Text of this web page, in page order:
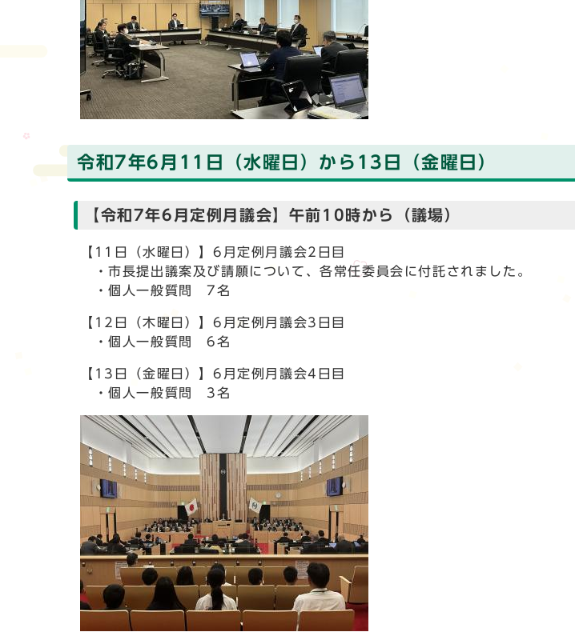
令和7年6月11日（水曜日）から13日（金曜日）
【令和7年6月定例月議会】午前10時から（議場）
【11日（水曜日）】6月定例月議会2日目
・市長提出議案及び請願について、各常任委員会に付託されました。
・個人一般質問 7名
【12日（木曜日）】6月定例月議会3日目
・個人一般質問 6名
【13日（金曜日）】6月定例月議会4日目
・個人一般質問 3名